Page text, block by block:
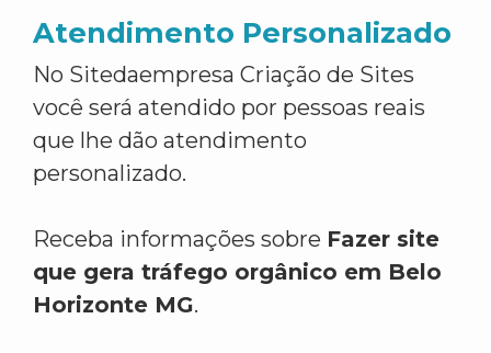
Atendimento Personalizado
No Sitedaempresa Criação de Sites
você será atendido por pessoas reais
que lhe dão atendimento
personalizado.
Receba informações sobre Fazer site
que gera tráfego orgânico em Belo
Horizonte MG.